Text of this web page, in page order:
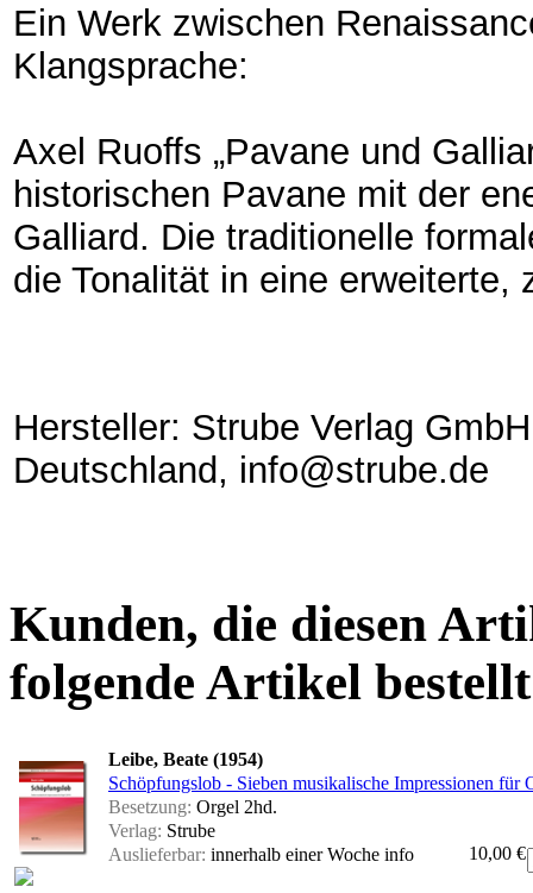
Ein Werk zwischen
Klangsprache:
Axel Ruoffs „Pavane und
historischen Pavane mit der
Galliard. Die traditionelle
die Tonalität in eine
Hersteller: Strube Verlag
Deutschland, info@strube.de
Kunden, die diesen
folgende Artikel
Leibe, Beate (1954)
Schöpfungslob - Sieben musikalische Impressionen für
Besetzung: Orgel 2hd.
Verlag: Strube
Auslieferbar: innerhalb einer Woche info 10,00 €